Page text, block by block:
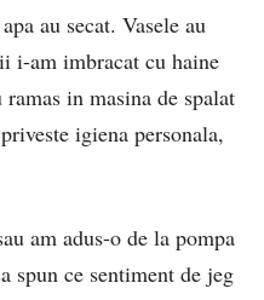
au secat. Vasele au
i-am imbracat cu haine
in masina de spalat
igiena personala,
am adus-o de la pompa
spun ce sentiment de jeg